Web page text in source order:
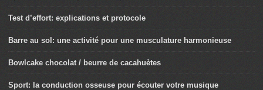
Test d’effort: explications et protocole
Barre au sol: une activité pour une musculature harmonieuse
Bowlcake chocolat / beurre de cacahuètes
Sport: la conduction osseuse pour écouter votre musique